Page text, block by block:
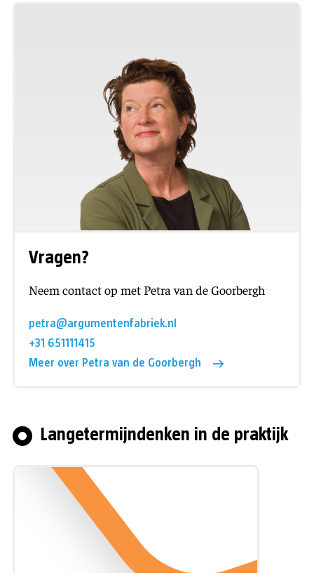
Vragen?
Neem contact op met Petra van de Goorbergh
petra@argumentenfabriek.nl
+31 651111415
Meer over Petra van de Goorbergh
Langetermijndenken in de praktijk